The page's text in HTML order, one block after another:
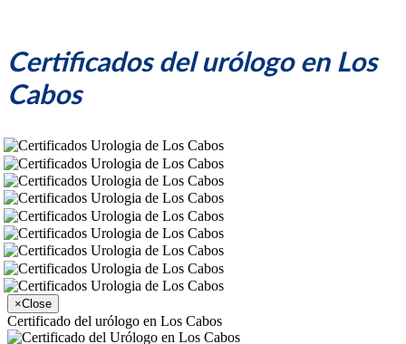
Certificados del urólogo en Los
Cabos
×Close
Certificado del urólogo en Los Cabos